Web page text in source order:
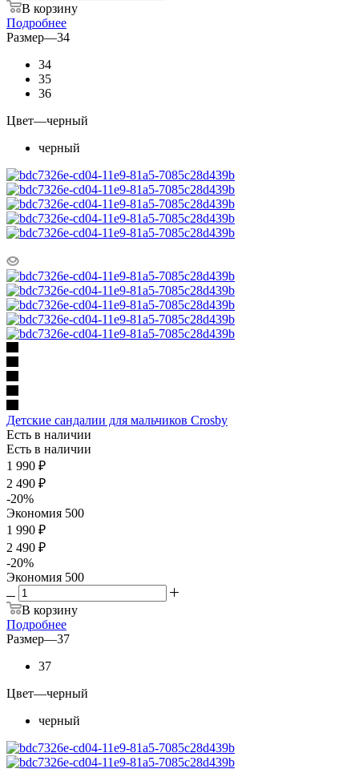
В корзину
Подробнее
Размер—34
34
35
36
Цвет—черный
черный
Детские сандалии для мальчиков Crosby
Есть в наличии
Есть в наличии
1 990 ₽
2 490 ₽
-20%
Экономия 500
1 990 ₽
2 490 ₽
-20%
Экономия 500
В корзину
Подробнее
Размер—37
37
Цвет—черный
черный